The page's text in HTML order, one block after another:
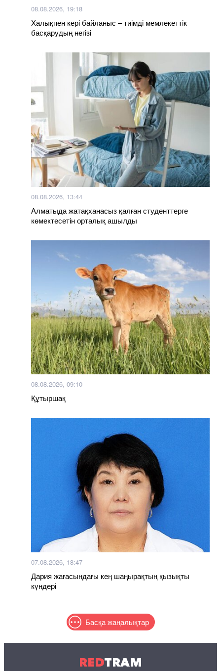
08.08.2026, 19:18
Халықпен кері байланыс – тиімді мемлекеттік
басқарудың негізі
08.08.2026, 13:44
Алматыда жатақханасыз қалған студенттерге
көмектесетін орталық ашылды
08.08.2026, 09:10
Құтыршақ
07.08.2026, 18:47
Дария жағасындағы кең шаңырақтың қызықты
күндері
Басқа жаңалықтар
REDTRAM